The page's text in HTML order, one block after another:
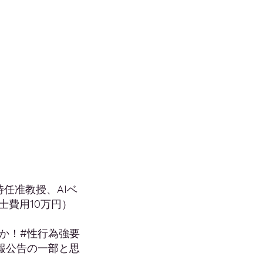
准教授、AIベ
用10万円）
！#性行為強要
公告の一部と思